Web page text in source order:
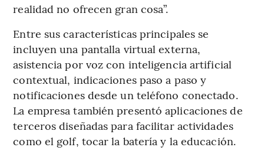
realidad no ofrecen gran cosa”.
Entre sus características principales se
incluyen una pantalla virtual externa,
asistencia por voz con inteligencia artificial
contextual, indicaciones paso a paso y
notificaciones desde un teléfono conectado.
La empresa también presentó aplicaciones de
terceros diseñadas para facilitar actividades
como el golf, tocar la batería y la educación.